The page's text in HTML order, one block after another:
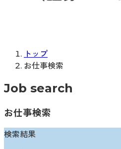
トップ
お仕事検索
Job search
お仕事検索
検索結果